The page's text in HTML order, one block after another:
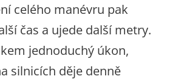
celého manévru pak
čas a ujede další metry.
jednoduchý úkon,
silnicích děje denně